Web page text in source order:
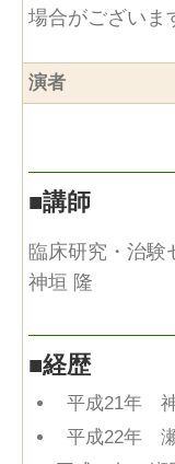
場合がございま
演者
■講師
臨床研究・治
神垣 隆
■経歴
平成21年
平成22年